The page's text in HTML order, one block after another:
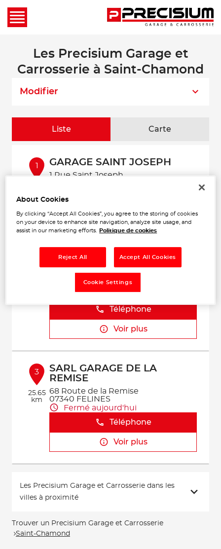
Les Precisium Garage et
Carrosserie à Saint-Chamond
Modifier
Liste Carte
1 GARAGE SAINT JOSEPH
1 Rue Saint Joseph
Voir plus
LOIRE AUTO MOBILE
42170 SAINT-JUST-SAINT-RAMBERT
Fermé aujourd'hui
Téléphone
Voir plus
3
25.65
km
SARL GARAGE DE LA
REMISE
68 Route de la Remise
07340 FELINES
Fermé aujourd'hui
Téléphone
Voir plus
Les Precisium Garage et Carrosserie dans les
villes à proximité
Trouver un Precisium Garage et Carrosserie
Saint-Chamond
About Cookies
By clicking “Accept All Cookies”, you agree to the storing of cookies
on your device to enhance site navigation, analyze site usage, and
assist in our marketing efforts.
Politique de cookies
Reject All Accept All Cookies
Cookie Settings